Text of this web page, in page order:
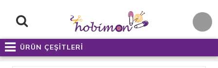
ÜRÜN ÇEŞİTLERİ